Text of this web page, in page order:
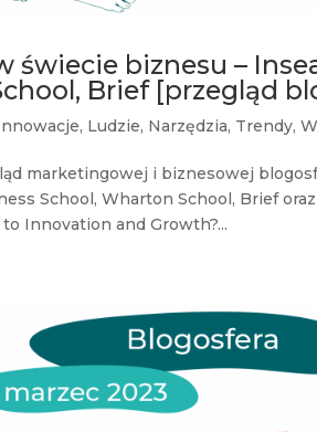
świecie biznesu –
Brief [przegląd
, Ludzie, Narzędzia, Trendy,
marketingowej i biznesowej
School, Wharton School, Brief
Innovation and Growth?...